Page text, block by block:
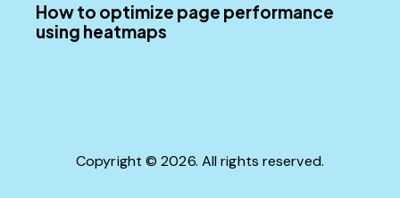
How to optimize page performance
using heatmaps
Copyright © 2026. All rights reserved.